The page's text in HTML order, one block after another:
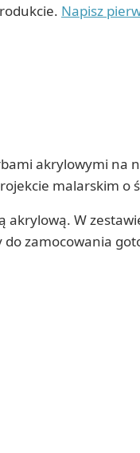
Napisz
akrylowymi
malarskim o
W
zamocowania